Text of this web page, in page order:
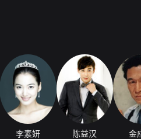
李素妍 陈益汉 金